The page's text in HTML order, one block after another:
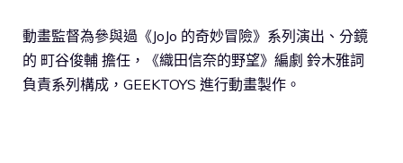
動畫監督為參與過《JoJo 的奇妙冒險》系列演出、分鏡
的 町谷俊輔 擔任，《織田信奈的野望》編劇 鈴木雅詞
負責系列構成，GEEKTOYS 進行動畫製作。